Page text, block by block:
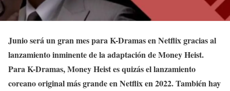
Junio ​​será un gran mes para K-Dramas en Netflix gracias al
lanzamiento inminente de la adaptación de Money Heist.
Para K-Dramas, Money Heist es quizás el lanzamiento
coreano original más grande en Netflix en 2022. También hay